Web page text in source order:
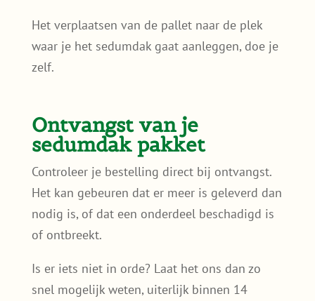
Het verplaatsen van de pallet naar de plek
waar je het sedumdak gaat aanleggen, doe je
zelf.
Ontvangst van je
sedumdak pakket
Controleer je bestelling direct bij ontvangst.
Het kan gebeuren dat er meer is geleverd dan
nodig is, of dat een onderdeel beschadigd is
of ontbreekt.
Is er iets niet in orde? Laat het ons dan zo
snel mogelijk weten, uiterlijk binnen 14